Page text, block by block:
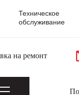
Техническое
обслуживание
на ремонт